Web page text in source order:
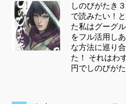
しのびがたき
で読みたい！
た私はグーグ
をフル活用し
な方法に巡り
た！ それはわ
円でしのびが